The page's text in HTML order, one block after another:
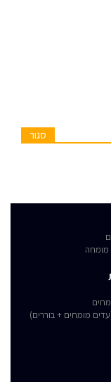
סגור
מומחה
מומחים + בוררים)